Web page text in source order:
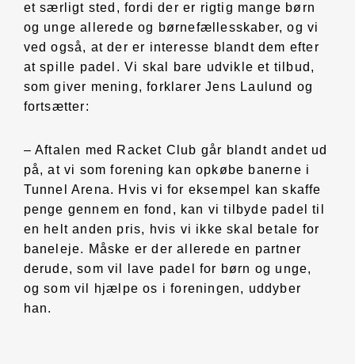
et særligt sted, fordi der er rigtig mange børn
og unge allerede og børnefællesskaber, og vi
ved også, at der er interesse blandt dem efter
at spille padel. Vi skal bare udvikle et tilbud,
som giver mening, forklarer Jens Laulund og
fortsætter:
– Aftalen med Racket Club går blandt andet ud
på, at vi som forening kan opkøbe banerne i
Tunnel Arena. Hvis vi for eksempel kan skaffe
penge gennem en fond, kan vi tilbyde padel til
en helt anden pris, hvis vi ikke skal betale for
baneleje. Måske er der allerede en partner
derude, som vil lave padel for børn og unge,
og som vil hjælpe os i foreningen, uddyber
han.